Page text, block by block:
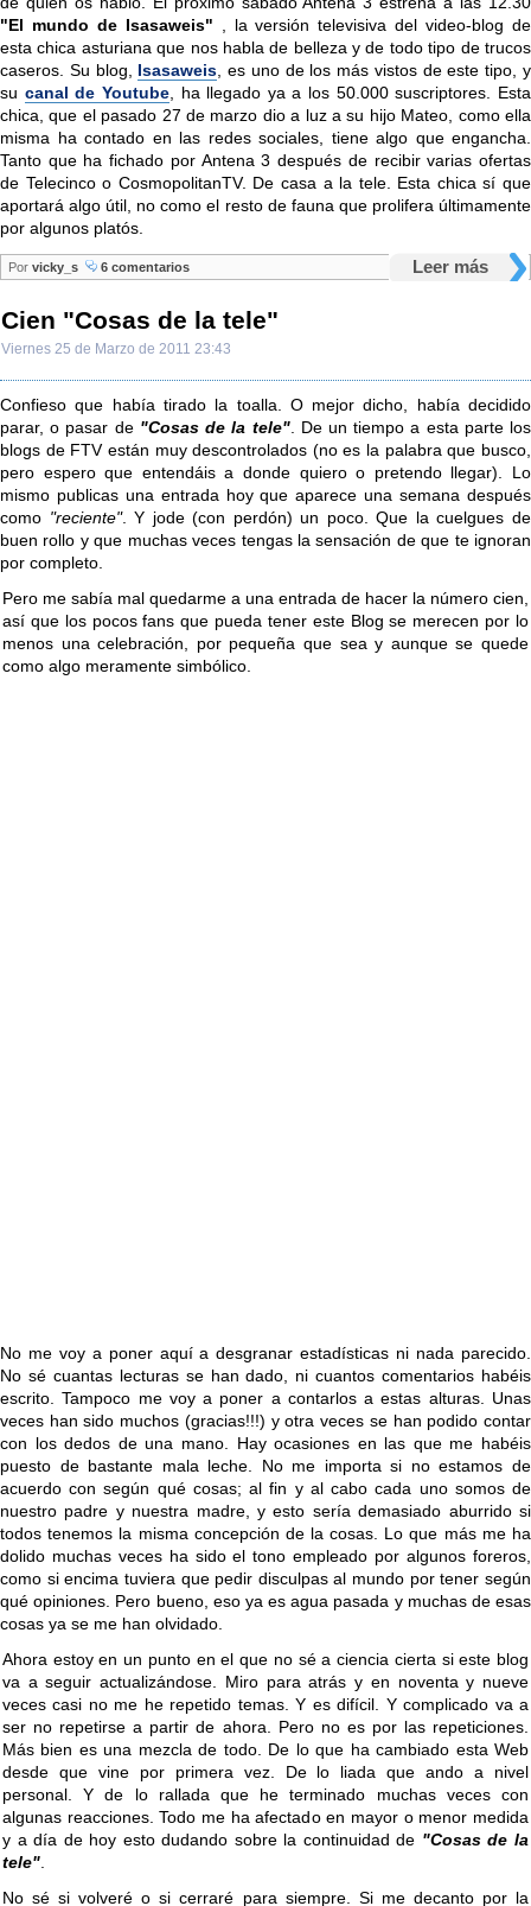
"El mundo de Isasaweis"
, la versión televisiva del video-blog de
esta chica asturiana que nos habla de belleza y de todo tipo de trucos
caseros. Su blog, Isasaweis , es uno de los más vistos de este tipo, y
su canal de Youtube, ha llegado ya a los 50.000 suscriptores. Esta
chica, que el pasado 27 de marzo dio a luz a su hijo Mateo, como ella
misma ha contado en las redes sociales, tiene algo que engancha.
Tanto que ha fichado por Antena 3 después de recibir varias ofertas
de Telecinco o CosmopolitanTV. De casa a la tele. Esta chica sí que
aportará algo útil, no como el resto de fauna que prolifera últimamente
por algunos platós.
Leer más
Por vicky_s 6 comentarios
Cien "Cosas de la tele"
Viernes 25 de Marzo de 2011 23:43
Confieso que había tirado la toalla. O mejor dicho, había decidido
parar, o pasar de "Cosas de la tele". De un tiempo a esta parte los
blogs de FTV están muy descontrolados (no es la palabra que busco,
pero espero que entendáis a donde quiero o pretendo llegar). Lo
mismo publicas una entrada hoy que aparece una semana después
como "reciente". Y jode (con perdón) un poco. Que la cuelgues de
buen rollo y que muchas veces tengas la sensación de que te ignoran
por completo.
Pero me sabía mal quedarme a una entrada de hacer la número cien,
así que los pocos fans que pueda tener este Blog se merecen por lo
menos una celebración, por pequeña que sea y aunque se quede
como algo meramente simbólico.
No me voy a poner aquí a desgranar estadísticas ni nada parecido.
No sé cuantas lecturas se han dado, ni cuantos comentarios habéis
escrito. Tampoco me voy a poner a contarlos a estas alturas. Unas
veces han sido muchos (gracias!!!) y otra veces se han podido contar
con los dedos de una mano. Hay ocasiones en las que me habéis
puesto de bastante mala leche. No me importa si no estamos de
acuerdo con según qué cosas; al fin y al cabo cada uno somos de
nuestro padre y nuestra madre, y esto sería demasiado aburrido si
todos tenemos la misma concepción de la cosas. Lo que más me ha
dolido muchas veces ha sido el tono empleado por algunos foreros,
como si encima tuviera que pedir disculpas al mundo por tener según
qué opiniones. Pero bueno, eso ya es agua pasada y muchas de esas
cosas ya se me han olvidado.
Ahora estoy en un punto en el que no sé a ciencia cierta si este blog
va a seguir actualizándose. Miro para atrás y en noventa y nueve
veces casi no me he repetido temas. Y es difícil. Y complicado va a
ser no repetirse a partir de ahora. Pero no es por las repeticiones.
Más bien es una mezcla de todo. De lo que ha cambiado esta Web
desde que vine por primera vez. De lo liada que ando a nivel
personal. Y de lo rallada que he terminado muchas veces con
algunas reacciones. Todo me ha afectado en mayor o menor medida
y a día de hoy esto dudando sobre la continuidad de "Cosas de la
tele"
No sé si volveré o si cerraré para siempre. Si me decanto por la